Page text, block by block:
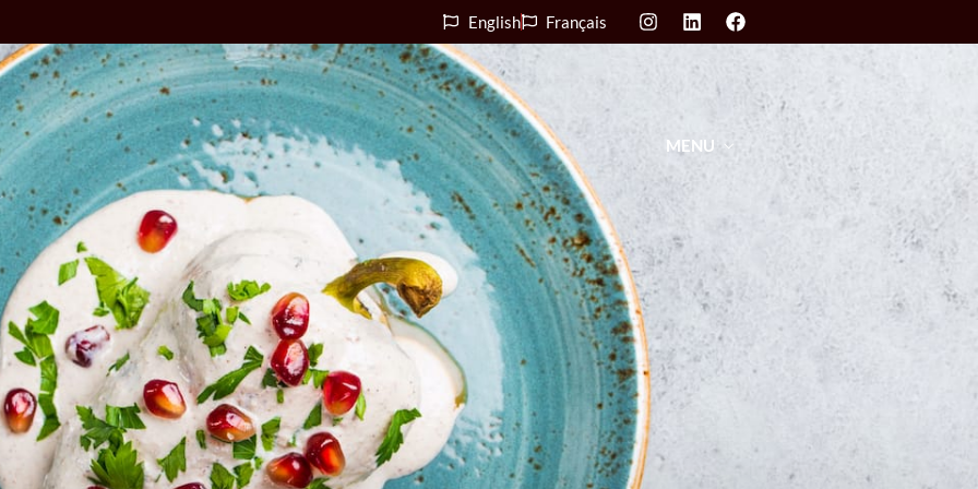
English Français
MENU
ACCUEIL
QUI SOMMES-NOUS
FORMATION
CONSEIL
ŒNOTOURISME &
EXPÉRIENCES
Accueil
Qui Sommes-nous
Formation
Conseil
Œnotourisme &
Expériences
Événements œno-
gastronomiques
Services en ligne
Presse & références
Contact